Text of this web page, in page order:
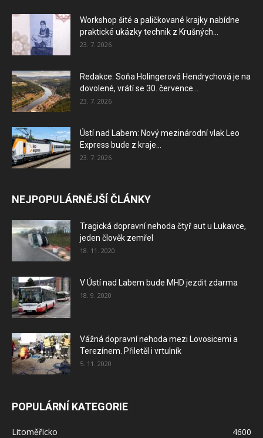
Workshop šité a paličkované krajky nabídne
praktické ukázky technik z Krušných...
23. 7. 2026
Redakce: Soňa Holingerová Hendrychová je na
dovolené, vrátí se 30. července...
23. 7. 2026
Ústí nad Labem: Nový mezinárodní vlak Leo
Express bude z kraje...
23. 7. 2026
NEJPOPULÁRNĚJŠÍ ČLÁNKY
Tragická dopravní nehoda čtyř aut u Lukavce,
jeden člověk zemřel
18. 11. 2020
V Ústí nad Labem bude MHD jezdit zdarma
18. 9. 2020
Vážná dopravní nehoda mezi Lovosicemi a
Terezínem. Přiletěl i vrtulník
5. 11. 2020
POPULÁRNÍ KATEGORIE
Litoměřicko
4600